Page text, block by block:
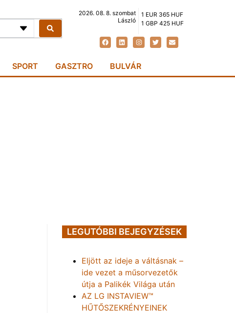
2026. 08. 8. szombat
László
1 EUR 365 HUF
1 GBP 425 HUF
SPORT GASZTRO BULVÁR
LEGUTÓBBI BEJEGYZÉSEK
Eljött az ideje a váltásnak –
ide vezet a műsorvezetők
útja a Palikék Világa után
AZ LG INSTAVIEW™
HŰTŐSZEKRÉNYEINEK